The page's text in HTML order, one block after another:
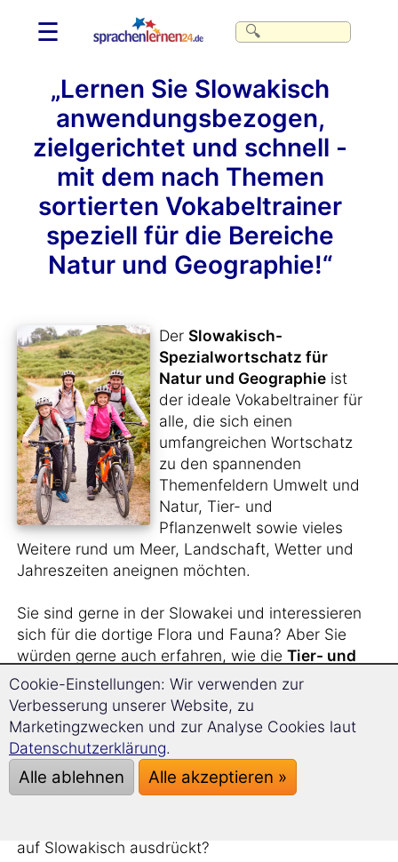
☰
„Lernen Sie Slowakisch
anwendungsbezogen,
zielgerichtet und schnell -
mit dem nach Themen
sortierten Vokabeltrainer
speziell für die Bereiche
Natur und Geographie!“
Der Slowakisch-
Spezialwortschatz für
Natur und Geographie ist
der ideale Vokabeltrainer für
alle, die sich einen
umfangreichen Wortschatz
zu den spannenden
Themenfeldern Umwelt und
Natur, Tier- und
Pflanzenwelt sowie vieles
Weitere rund um Meer, Landschaft, Wetter und
Jahreszeiten aneignen möchten.
Sie sind gerne in der Slowakei und interessieren
sich für die dortige Flora und Fauna? Aber Sie
würden gerne auch erfahren, wie die Tier- und
Pflanzenartenauf Slowakisch heißen?
Sie sehen sich gernNaturfilme im Original an
und benötigen hierfür einen größeren
Wortschatz?
auf Slowakisch ausdrückt?
Cookie-Einstellungen: Wir verwenden zur
Verbesserung unserer Website, zu
Marketingzwecken und zur Analyse Cookies laut
Datenschutzerklärung.
Alle ablehnen Alle akzeptieren »